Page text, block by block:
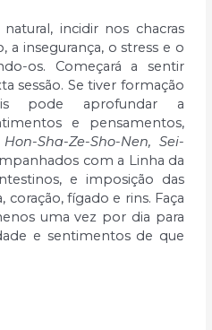
incidir nos chacras
a insegurança, o stress e o
os. Começará a sentir
sessão. Se tiver formação
pode aprofundar a
e pensamentos,
Hon-Sha-Ze-Sho-Nen, Sei-
com a Linha da
e imposição das
coração, fígado e rins. Faça
uma vez por dia para
e sentimentos de que